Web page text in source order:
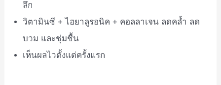
ลึก
วิตามินซี + ไฮยาลูรอนิค + คอลลาเจน ลดคล้ำ ลด
บวม และชุ่มชื้น
เห็นผลไวตั้งแต่ครั้งแรก